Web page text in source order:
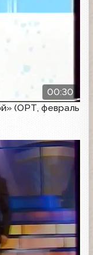
00:30
(ОРТ, февраль